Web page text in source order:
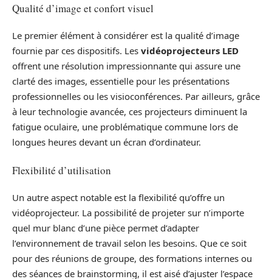
Qualité d’image et confort visuel
Le premier élément à considérer est la qualité d’image
fournie par ces dispositifs. Les vidéoprojecteurs LED
offrent une résolution impressionnante qui assure une
clarté des images, essentielle pour les présentations
professionnelles ou les visioconférences. Par ailleurs, grâce
à leur technologie avancée, ces projecteurs diminuent la
fatigue oculaire, une problématique commune lors de
longues heures devant un écran d’ordinateur.
Flexibilité d’utilisation
Un autre aspect notable est la flexibilité qu’offre un
vidéoprojecteur. La possibilité de projeter sur n’importe
quel mur blanc d’une pièce permet d’adapter
l’environnement de travail selon les besoins. Que ce soit
pour des réunions de groupe, des formations internes ou
des séances de brainstorming, il est aisé d’ajuster l’espace